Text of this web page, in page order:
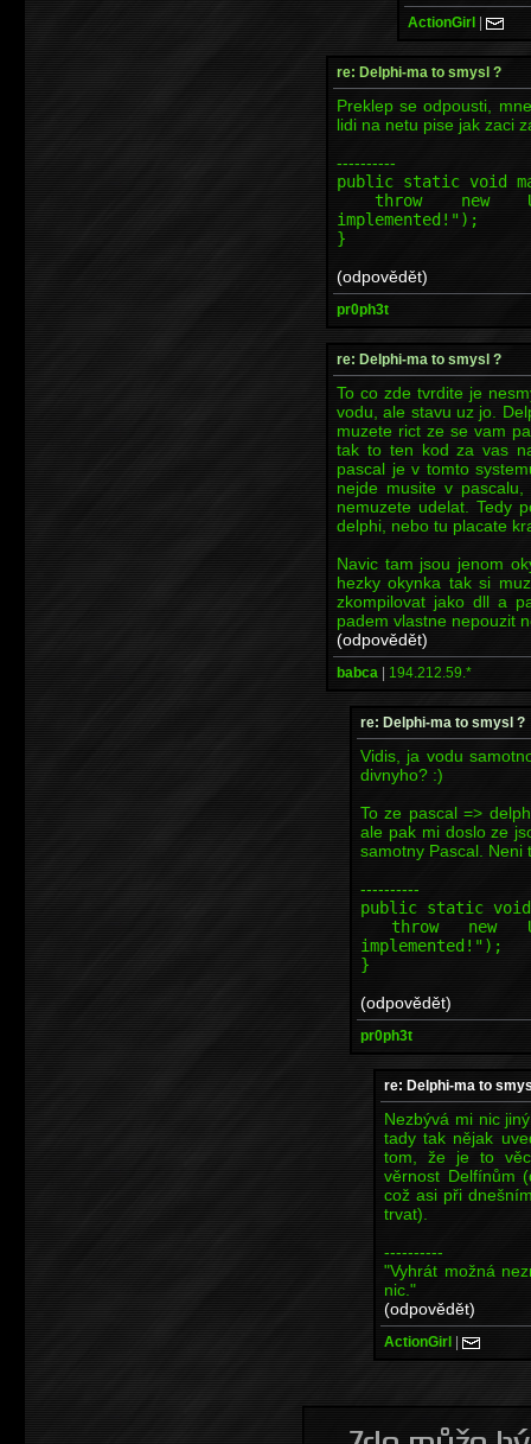
ActionGirl |
re: Delphi-ma to smysl ?
Preklep se odpousti,
lidi na netu pise jak zaci
----------
public static void
throw new
implemented!");
}
(odpovědět)
pr0ph3t
re: Delphi-ma to smysl ?
To co zde tvrdite je
vodu, ale stavu uz jo.
muzete rict ze se vam
tak to ten kod za vas
pascal je v tomto
nejde musite v
nemuzete udelat. Tedy
delphi, nebo tu placate
Navic tam jsou jenom
hezky okynka tak si
zkompilovat jako dll a
padem vlastne nepouzit
(odpovědět)
babca | 194.212.59.*
re: Delphi-ma to smysl ?
Vidis, ja vodu
divnyho? :)
To ze pascal =>
ale pak mi doslo ze
samotny Pascal. Neni
----------
public static
throw new
implemented!");
}
(odpovědět)
pr0ph3t
re: Delphi-ma to
Nezbývá mi nic
tady tak nějak
tom, že je to věc
věrnost Delfínům
což asi při
trvat).
----------
"Vyhrát možná
nic."
(odpovědět)
ActionGirl |